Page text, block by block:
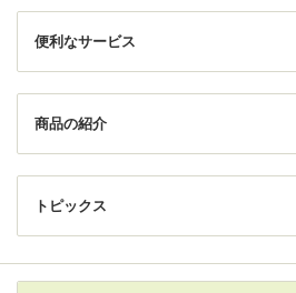
便利なサービス
商品の紹介
トピックス